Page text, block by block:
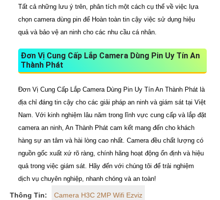
Tất cả những lưu ý trên, phân tích một cách cụ thể về việc lựa
chọn camera dùng pin để Hoàn toàn tin cậy việc sử dụng hiệu
quả và bảo vệ an ninh cho các nhu cầu cá nhân.
Đơn Vị Cung Cấp Lắp Camera Dùng Pin Uy Tín An
Thành Phát
Đơn Vị Cung Cấp Lắp Camera Dùng Pin Uy Tín An Thành Phát là
địa chỉ đáng tin cậy cho các giải pháp an ninh và giám sát tại Việt
Nam. Với kinh nghiệm lâu năm trong lĩnh vực cung cấp và lắp đặt
camera an ninh, An Thành Phát cam kết mang đến cho khách
hàng sự an tâm và hài lòng cao nhất. Camera đều chất lượng có
nguồn gốc xuất xứ rõ ràng, chính hãng hoạt động ổn định và hiệu
quả trong việc giám sát. Hãy đến với chúng tôi để trải nghiệm
dịch vụ chuyên nghiệp, nhanh chóng và an toàn!
Thông Tin: Camera H3C 2MP Wifi Ezviz